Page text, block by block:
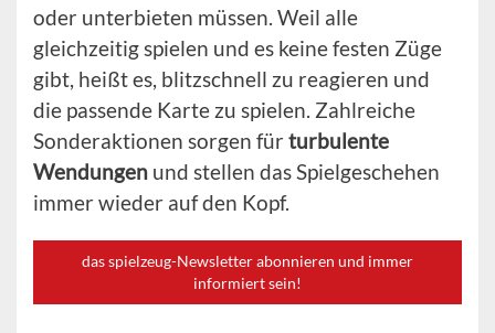
oder unterbieten müssen. Weil alle
gleichzeitig spielen und es keine festen Züge
gibt, heißt es, blitzschnell zu reagieren und
die passende Karte zu spielen. Zahlreiche
Sonderaktionen sorgen fürturbulente
Wendungen und stellen das Spielgeschehen
immer wieder auf den Kopf.
das spielzeug-Newsletter abonnieren und immer
informiert sein!